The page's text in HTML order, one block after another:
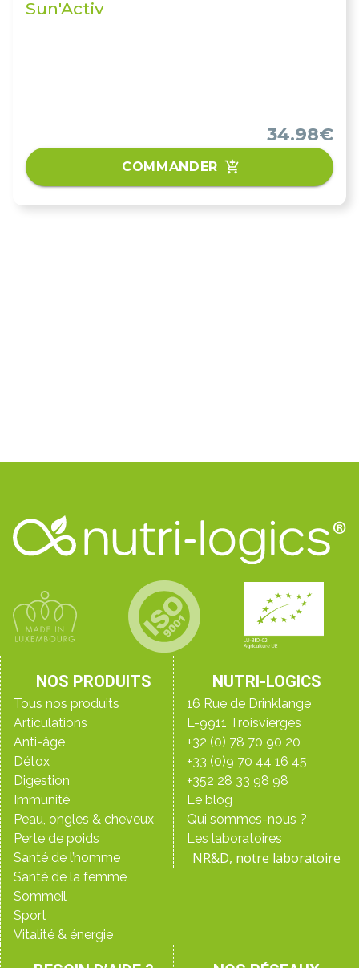
Sun'Activ
34.98€
COMMANDER
NOS PRODUITS
Tous nos produits
Articulations
Anti-âge
Détox
Digestion
Immunité
Peau, ongles & cheveux
Perte de poids
Santé de l’homme
Santé de la femme
Sommeil
Sport
Vitalité & énergie
NUTRI-LOGICS
16 Rue de Drinklange
L-9911 Troisvierges
+32 (0) 78 70 90 20
+33 (0)9 70 44 16 45
+352 28 33 98 98
Le blog
Qui sommes-nous ?
Les laboratoires
NR&D, notre laboratoire